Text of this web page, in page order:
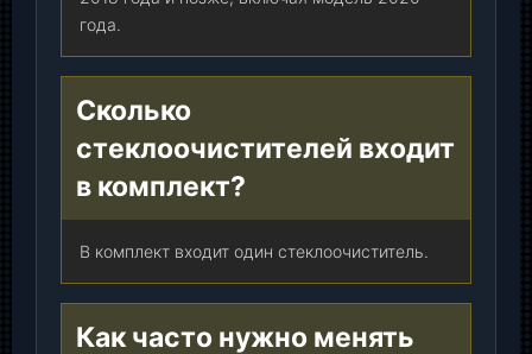
года.
Сколько
стеклоочистителей входит
в комплект?
В комплект входит один стеклоочиститель.
Как часто нужно менять